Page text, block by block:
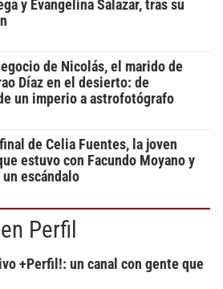
y Evangelina Salazar, tras su
de Nicolás, el marido de
Díaz en el desierto: de
un imperio a astrofotógrafo
de Celia Fuentes, la joven
estuvo con Facundo Moyano y
escándalo
Perfil
+Perfil!: un canal con gente que